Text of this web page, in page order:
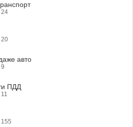
24
20
авто
ПДД